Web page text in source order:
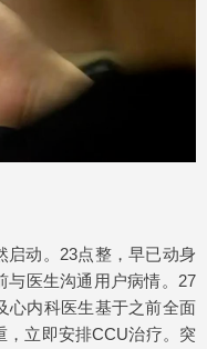
启动。23点整，早已动身
与医生沟通用户病情。27
心内科医生基于之前全面
，立即安排CCU治疗。突